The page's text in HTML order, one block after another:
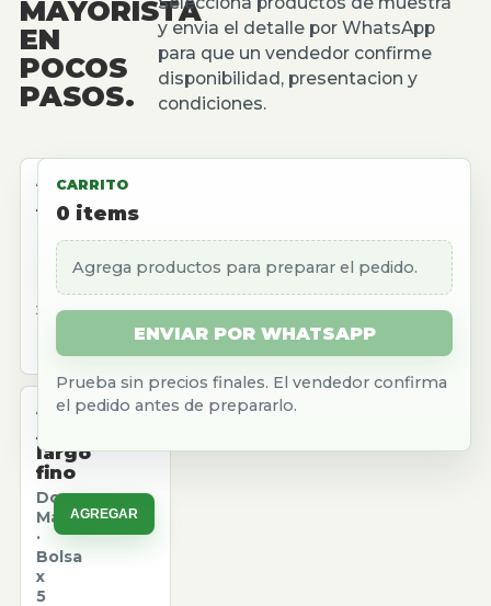
MAYORISTA
EN
POCOS
PASOS.
y envia el detalle por WhatsApp
para que un vendedor confirme
disponibilidad, presentacion y
condiciones.
ALMACEN
Aceite
girasol
Natura
Caja
x
AGREGAR
ALMACEN
Arroz
largo
fino
Don
Marcos
·
Bolsa
x
5
AGREGAR
CARRITO
0 items
Agrega productos para preparar el pedido.
ENVIAR POR WHATSAPP
Prueba sin precios finales. El vendedor confirma
el pedido antes de prepararlo.